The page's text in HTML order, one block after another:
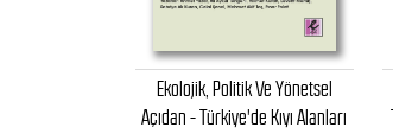
Ekolojik, Politik Ve Yönetsel
Açıdan - Türkiye'de Kıyı Alanları